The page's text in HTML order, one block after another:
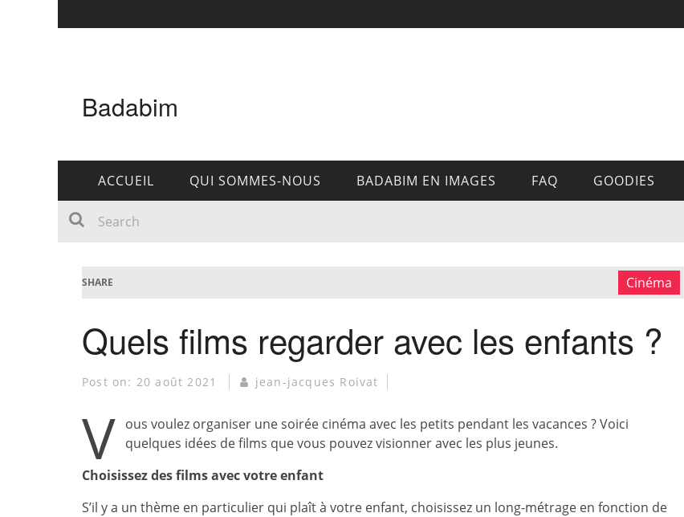
Badabim
ACCUEIL QUI SOMMES-NOUS BADABIM EN IMAGES FAQ GOODIES
SHARE Cinéma
Quels films regarder avec les enfants ?
Post on: 20 août 2021 jean-jacques Roivat
V ous voulez organiser une soirée cinéma avec les petits pendant les vacances ? Voici
quelques idées de films que vous pouvez visionner avec les plus jeunes.
Choisissez des films avec votre enfant
S’il y a un thème en particulier qui plaît à votre enfant, choisissez un long-métrage en fonction de